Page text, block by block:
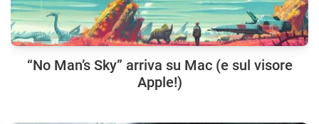
“No Man’s Sky” arriva su Mac (e sul visore
Apple!)